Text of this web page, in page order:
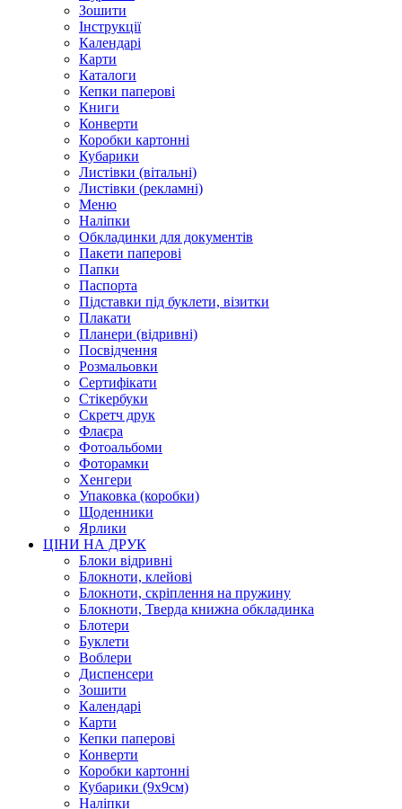
Зошити
Інструкції
Календарі
Карти
Каталоги
Кепки паперові
Книги
Конверти
Коробки картонні
Кубарики
Листівки (вітальні)
Листівки (рекламні)
Меню
Наліпки
Обкладинки для документів
Пакети паперові
Папки
Паспорта
Підставки під буклети, візитки
Плакати
Планери (відривні)
Посвідчення
Розмальовки
Сертифікати
Стікербуки
Скретч друк
Флаєра
Фотоальбоми
Фоторамки
Хенгери
Упаковка (коробки)
Щоденники
Ярлики
ЦІНИ НА ДРУК
Блоки відривні
Блокноти, клейові
Блокноти, скріплення на пружину
Блокноти, Тверда книжна обкладинка
Блотери
Буклети
Воблери
Диспенсери
Зошити
Календарі
Карти
Кепки паперові
Конверти
Коробки картонні
Кубарики (9х9см)
Наліпки